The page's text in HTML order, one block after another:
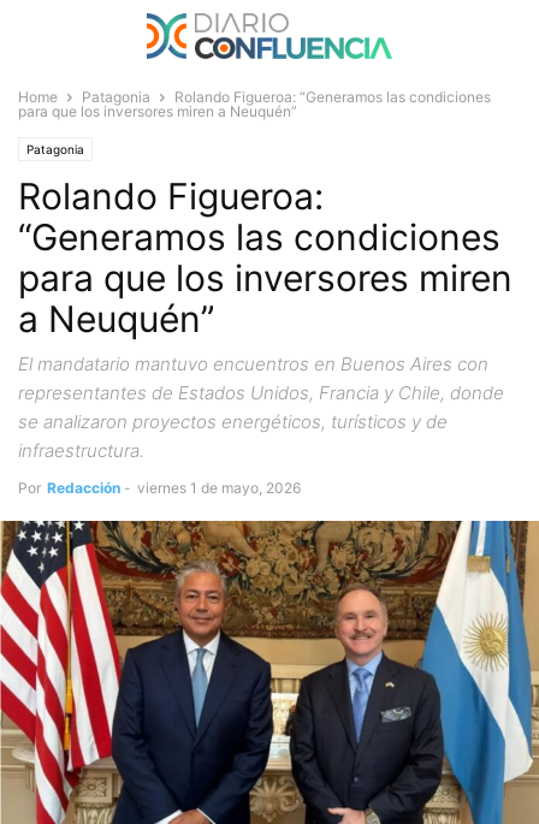
Home Patagonia
Rolando Figueroa: “Generamos las condiciones
para que los inversores miren a Neuquén”
Patagonia
Rolando Figueroa:
“Generamos las condiciones
para que los inversores miren
a Neuquén”
El mandatario mantuvo encuentros en Buenos Aires con
representantes de Estados Unidos, Francia y Chile, donde
se analizaron proyectos energéticos, turísticos y de
infraestructura.
Por Redacción - viernes 1 de mayo, 2026